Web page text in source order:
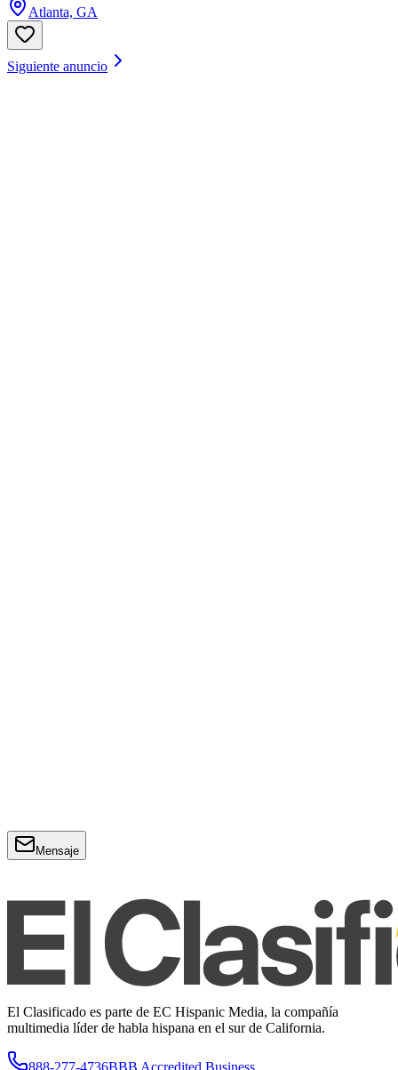
Atlanta, GA
Siguiente anuncio
Mensaje
El Clasificado es parte de EC Hispanic Media, la compañía
multimedia líder de habla hispana en el sur de California.
888-277-4736BBB Accredited Business